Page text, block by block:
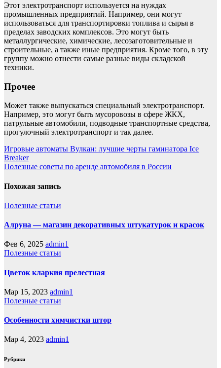
Этот электротранспорт используется на нуждах
промышленных предприятий. Например, они могут
использоваться для транспортировки топлива и сырья в
пределах заводских комплексов. Это могут быть
металлургические, химические, лесозаготовительные и
строительные, а также иные предприятия. Кроме того, в эту
группу можно отнести самые разные виды складской
техники.
Прочее
Может также выпускаться специальный электротранспорт.
Например, это могут быть мусоровозы в сфере ЖКХ,
патрульные автомобили, подводные транспортные средства,
прогулочный электротранспорт и так далее.
Навигация
по
Игровые автоматы Вулкан: лучшие черты гаминатора Ice
Breaker
Полезные советы по аренде автомобиля в России
Похожая запись
Полезные статьи
Алруна — магазин декоративных штукатурок и красок
Фев 6, 2025 admin1
Полезные статьи
Цветок кларкия прелестная
Мар 15, 2023 admin1
Полезные статьи
Особенности химчистки штор
Мар 4, 2023 admin1
Рубрики